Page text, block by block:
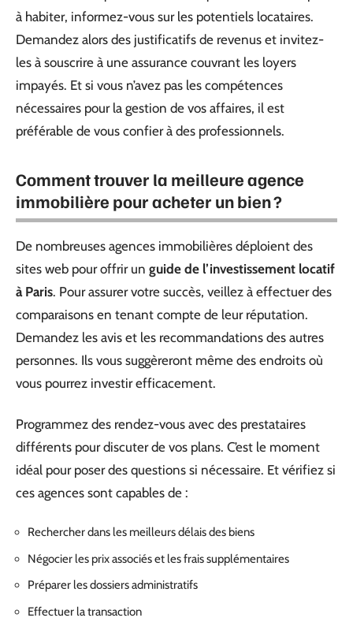
à habiter, informez-vous sur les potentiels locataires.
Demandez alors des justificatifs de revenus et invitez-
les à souscrire à une assurance couvrant les loyers
impayés. Et si vous n’avez pas les compétences
nécessaires pour la gestion de vos affaires, il est
préférable de vous confier à des professionnels.
Comment trouver la meilleure agence
immobilière pour acheter un bien ?
De nombreuses agences immobilières déploient des
sites web pour offrir un guide de l’investissement locatif
à Paris. Pour assurer votre succès, veillez à effectuer des
comparaisons en tenant compte de leur réputation.
Demandez les avis et les recommandations des autres
personnes. Ils vous suggèreront même des endroits où
vous pourrez investir efficacement.
Programmez des rendez-vous avec des prestataires
différents pour discuter de vos plans. C’est le moment
idéal pour poser des questions si nécessaire. Et vérifiez si
ces agences sont capables de :
Rechercher dans les meilleurs délais des biens
Négocier les prix associés et les frais supplémentaires
Préparer les dossiers administratifs
Effectuer la transaction